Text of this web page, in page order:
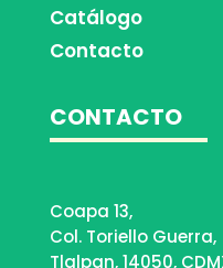
Catálogo
Contacto
CONTACTO
Coapa 13,
Col. Toriello Guerra,
Tlalpan, 14050,